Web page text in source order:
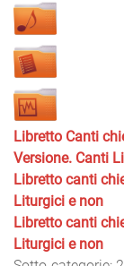
Libretto Canti
Versione. Canti
Libretto canti
Liturgici e non
Libretto canti
Liturgici e non